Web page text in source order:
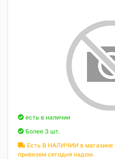
есть в наличии
Более 3 шт.
Есть В НАЛИЧИИ в
привезем сегодня надом.